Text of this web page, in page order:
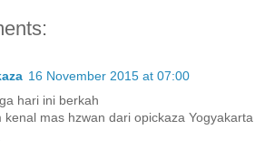
16 November 2015 at 07:00
hari ini berkah
kenal mas hzwan dari opickaza Yogyakarta